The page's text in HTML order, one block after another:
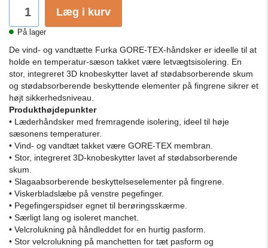
Læg i kurv
På lager
De vind- og vandtætte Furka GORE-TEX-håndsker er ideelle til at
holde en temperatur-sæson takket være letvægtsisolering. En
stor, integreret 3D knobeskytter lavet af stødabsorberende skum
og stødabsorberende beskyttende elementer på fingrene sikrer et
højt sikkerhedsniveau.
Produkthøjdepunkter
• Læderhåndsker med fremragende isolering, ideel til høje
sæsonens temperaturer.
• Vind- og vandtæt takket være GORE-TEX membran.
• Stor, integreret 3D-knobeskytter lavet af stødabsorberende
skum.
• Slagaabsorberende beskyttelseselementer på fingrene.
• Viskerbladslæbe på venstre pegefinger.
• Pegefingerspidser egnet til berøringsskærme.
• Særligt lang og isoleret manchet.
• Velcrolukning på håndleddet for en hurtig pasform.
• Stor velcrolukning på manchetten for tæt pasform og